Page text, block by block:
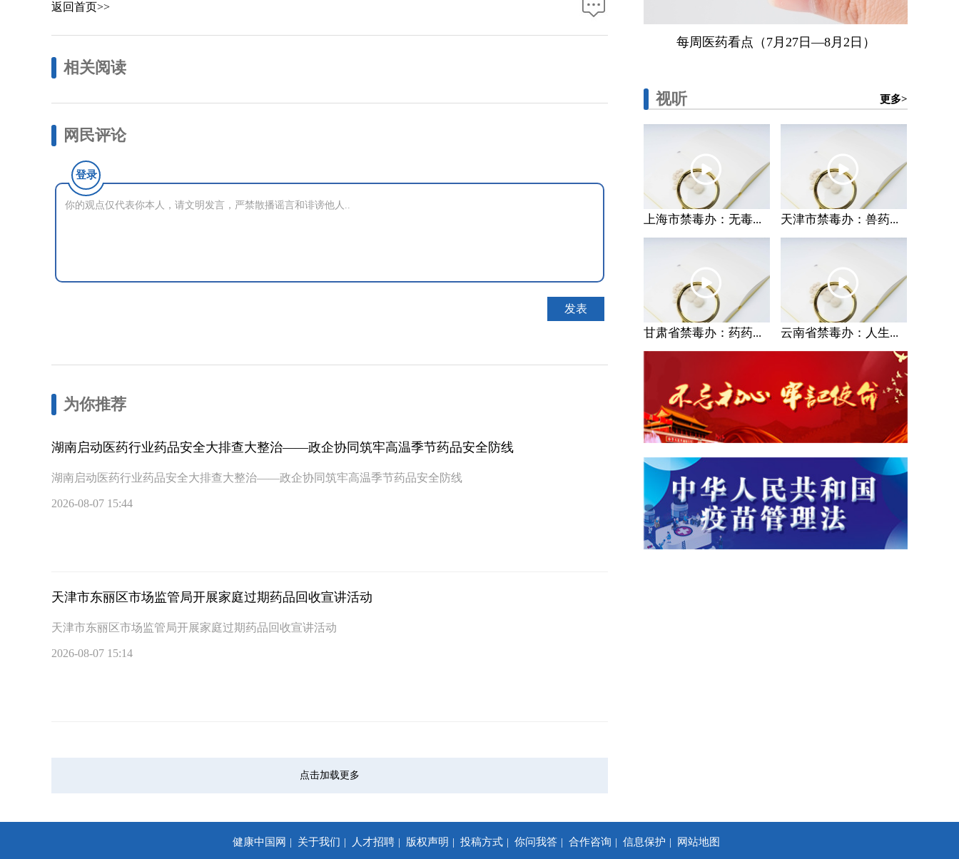
返回首页>>
相关阅读
网民评论
登录
为你推荐
湖南启动医药行业药品安全大排查大整治——政企协同筑牢高温季节药品安全防线
湖南启动医药行业药品安全大排查大整治——政企协同筑牢高温季节药品安全防线
2026-08-07 15:44
天津市东丽区市场监管局开展家庭过期药品回收宣讲活动
天津市东丽区市场监管局开展家庭过期药品回收宣讲活动
2026-08-07 15:14
点击加载更多
每周医药看点（7月27日—8月2日）
视听 更多>
上海市禁毒办：无毒... 天津市禁毒办：兽药...
甘肃省禁毒办：药药... 云南省禁毒办：人生...
健康中国网 关于我们 人才招聘 版权声明 投稿方式 你问我答 合作咨询 信息保护 网站地图